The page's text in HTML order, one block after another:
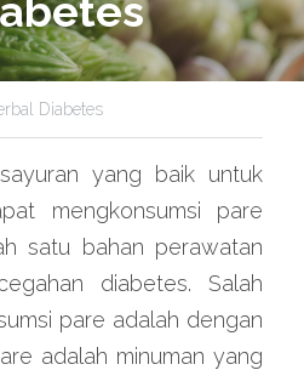
Diabetes
yang baik untuk
mengkonsumsi pare
satu bahan perawatan
diabetes. Salah
pare adalah dengan
adalah minuman yang